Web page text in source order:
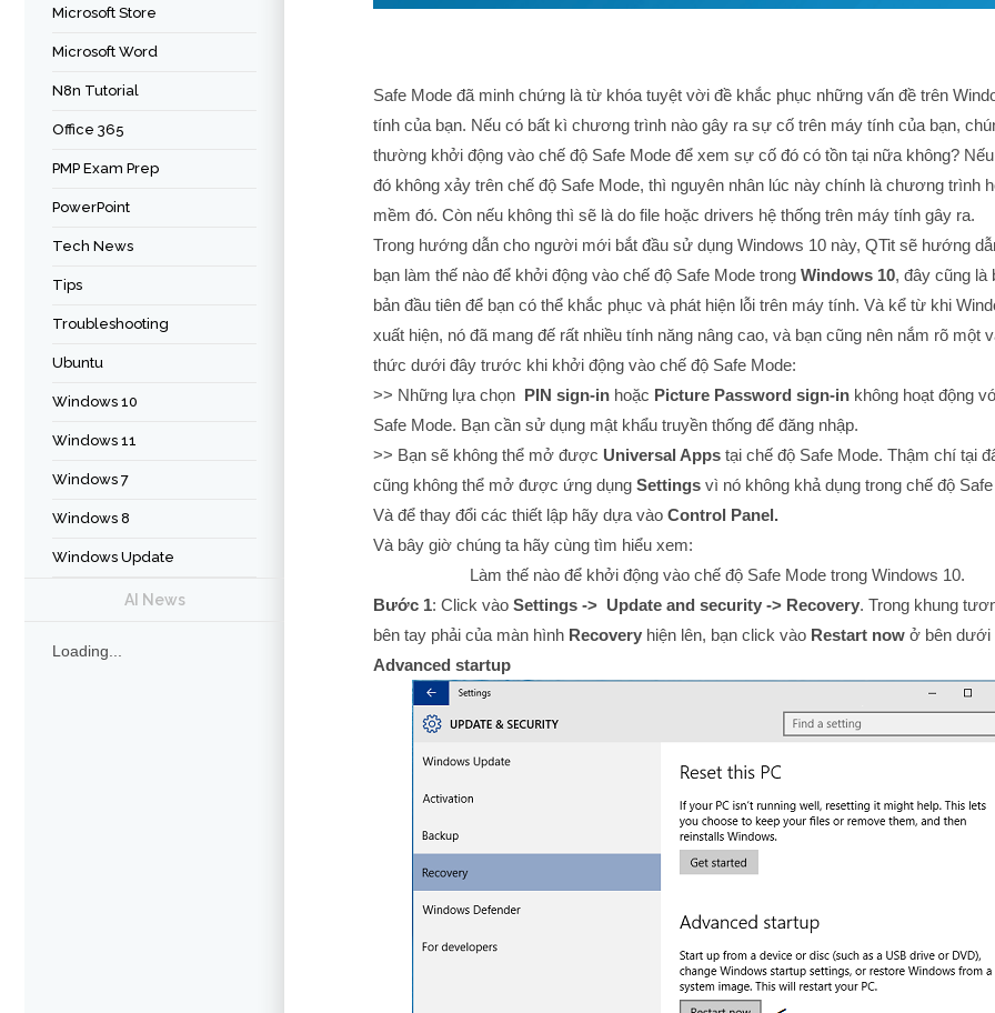
Microsoft Store
Microsoft Word
N8n Tutorial
Office 365
PMP Exam Prep
PowerPoint
Tech News
Tips
Troubleshooting
Ubuntu
Windows 10
Windows 11
Windows 7
Windows 8
Windows Update
AI News
Loading...
Safe Mode đã minh chứng là từ khóa tuyệt vời đề khắc phục những vấn đề trên
tính của bạn. Nếu có bất kì chương trình nào gây ra sự cố trên máy tính của bạn,
thường khởi động vào chế độ Safe Mode để xem sự cố đó có tồn tại nữa không?
đó không xảy trên chế độ Safe Mode, thì nguyên nhân lúc này chính là chương trình
mềm đó. Còn nếu không thì sẽ là do file hoặc drivers hệ thống trên máy tính gây ra.
Trong hướng dẫn cho người mới bắt đầu sử dụng Windows 10 này, QTit sẽ hướng
bạn làm thế nào để khởi động vào chế độ Safe Mode trong Windows 10, đây cũng
bản đầu tiên để bạn có thể khắc phục và phát hiện lỗi trên máy tính. Và kể từ khi
xuất hiện, nó đã mang đế rất nhiều tính năng nâng cao, và bạn cũng nên nắm rõ một
thức dưới đây trước khi khởi động vào chế độ Safe Mode:
>> Những lựa chọn PIN sign-in hoặc Picture Password sign-in không hoạt động
Safe Mode. Bạn cần sử dụng mật khẩu truyền thống để đăng nhập.
>> Bạn sẽ không thể mở được Universal Apps tại chế độ Safe Mode. Thậm chí tại
cũng không thể mở được ứng dụng Settings vì nó không khả dụng trong chế độ
Và để thay đổi các thiết lập hãy dựa vào Control Panel.
Và bây giờ chúng ta hãy cùng tìm hiểu xem:
Làm thế nào để khởi động vào chế độ Safe Mode trong Windows 10.
Bước 1: Click vào Settings -> Update and security -> Recovery. Trong khung
bên tay phải của màn hình Recovery hiện lên, bạn click vào Restart now ở bên dưới
Advanced startup